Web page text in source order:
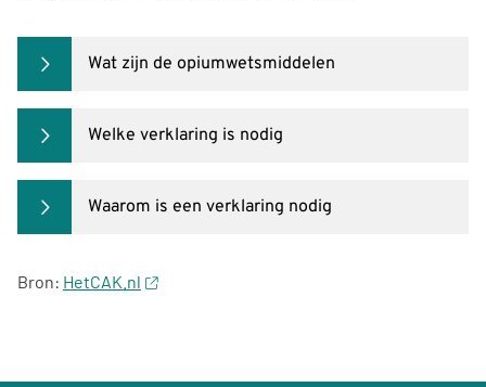
Wat zijn de opiumwetsmiddelen
Welke verklaring is nodig
Waarom is een verklaring nodig
Bron: HetCAK.nl